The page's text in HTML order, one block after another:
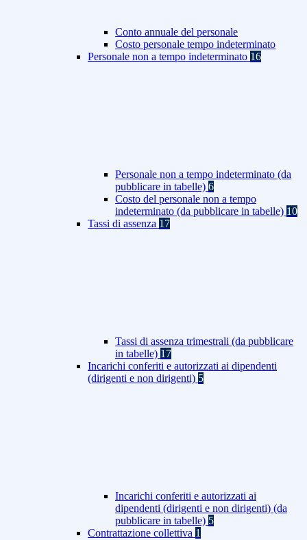
Conto annuale del personale
Costo personale tempo indeterminato
Personale non a tempo indeterminato 16
Personale non a tempo indeterminato (da
pubblicare in tabelle) 6
Costo del personale non a tempo
indeterminato (da pubblicare in tabelle) 10
Tassi di assenza 17
Tassi di assenza trimestrali (da pubblicare
in tabelle) 17
Incarichi conferiti e autorizzati ai dipendenti
(dirigenti e non dirigenti) 5
Incarichi conferiti e autorizzati ai
dipendenti (dirigenti e non dirigenti) (da
pubblicare in tabelle) 5
Contrattazione collettiva 1